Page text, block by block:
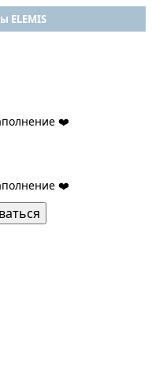
ELEMIS
❤️
❤️